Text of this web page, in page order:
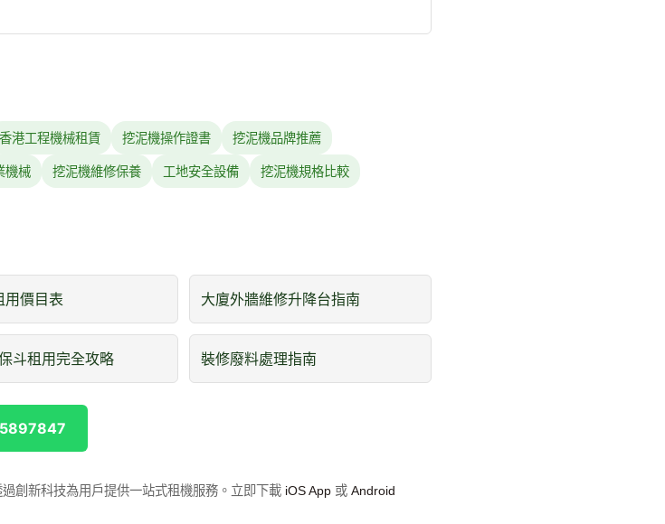
香港工程機械租賃 挖泥機操作證書 挖泥機品牌推薦
機械 挖泥機維修保養 工地安全設備 挖泥機規格比較
用價目表 大廈外牆維修升降台指南
斗租用完全攻略 裝修廢料處理指南
創新科技為用戶提供一站式租機服務。立即下載 iOS App 或 Android